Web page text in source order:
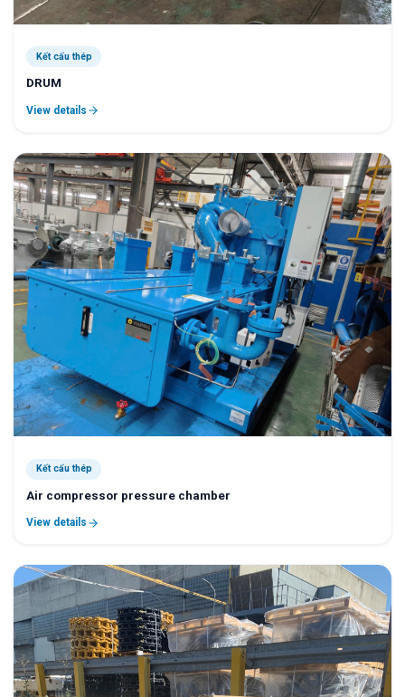
Kết cấu thép
DRUM
View details
Kết cấu thép
Air compressor pressure chamber
View details